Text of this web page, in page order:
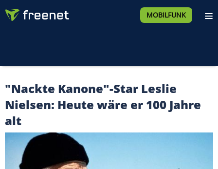
MOBILFUNK
"Nackte Kanone"-Star Leslie
Nielsen: Heute wäre er 100 Jahre
alt